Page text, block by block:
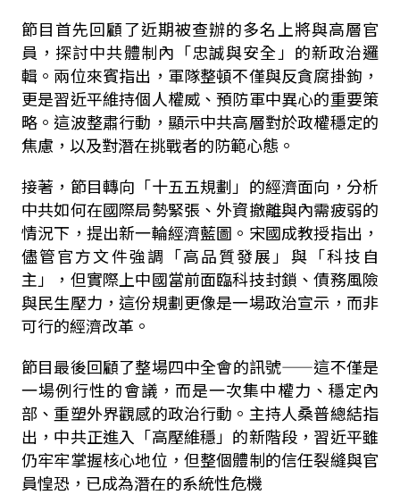
節目首先回顧了近期被查辦的多名上將與高層官
員，探討中共體制內「忠誠與安全」的新政治邏
輯。兩位來賓指出，軍隊整頓不僅與反貪腐掛鉤，
更是習近平維持個人權威、預防軍中異心的重要策
略。這波整肅行動，顯示中共高層對於政權穩定的
焦慮，以及對潛在挑戰者的防範心態。
接著，節目轉向「十五五規劃」的經濟面向，分析
中共如何在國際局勢緊張、外資撤離與內需疲弱的
情況下，提出新一輪經濟藍圖。宋國成教授指出，
儘管官方文件強調「高品質發展」與「科技自
主」，但實際上中國當前面臨科技封鎖、債務風險
與民生壓力，這份規劃更像是一場政治宣示，而非
可行的經濟改革。
節目最後回顧了整場四中全會的訊號——這不僅是
一場例行性的會議，而是一次集中權力、穩定內
部、重塑外界觀感的政治行動。主持人桑普總結指
出，中共正進入「高壓維穩」的新階段，習近平雖
仍牢牢掌握核心地位，但整個體制的信任裂縫與官
員惶恐，已成為潛在的系統性危機